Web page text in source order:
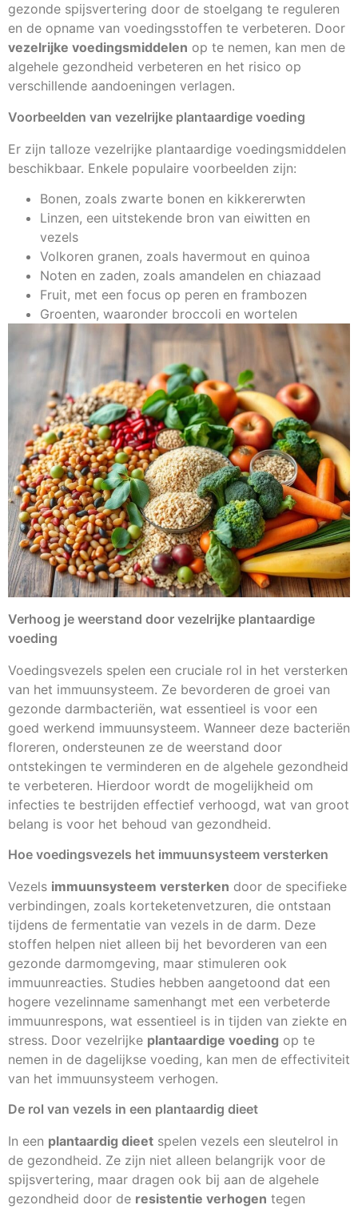
gezonde spijsvertering door de stoelgang te reguleren
en de opname van voedingsstoffen te verbeteren. Door
vezelrijke voedingsmiddelen op te nemen, kan men de
algehele gezondheid verbeteren en het risico op
verschillende aandoeningen verlagen.
Voorbeelden van vezelrijke plantaardige voeding
Er zijn talloze vezelrijke plantaardige voedingsmiddelen
beschikbaar. Enkele populaire voorbeelden zijn:
Bonen, zoals zwarte bonen en kikkererwten
Linzen, een uitstekende bron van eiwitten en
vezels
Volkoren granen, zoals havermout en quinoa
Noten en zaden, zoals amandelen en chiazaad
Fruit, met een focus op peren en frambozen
Groenten, waaronder broccoli en wortelen
Verhoog je weerstand door vezelrijke plantaardige
voeding
Voedingsvezels spelen een cruciale rol in het versterken
van het immuunsysteem. Ze bevorderen de groei van
gezonde darmbacteriën, wat essentieel is voor een
goed werkend immuunsysteem. Wanneer deze bacteriën
floreren, ondersteunen ze de weerstand door
ontstekingen te verminderen en de algehele gezondheid
te verbeteren. Hierdoor wordt de mogelijkheid om
infecties te bestrijden effectief verhoogd, wat van groot
belang is voor het behoud van gezondheid.
Hoe voedingsvezels het immuunsysteem versterken
Vezels immuunsysteem versterken door de specifieke
verbindingen, zoals korteketenvetzuren, die ontstaan
tijdens de fermentatie van vezels in de darm. Deze
stoffen helpen niet alleen bij het bevorderen van een
gezonde darmomgeving, maar stimuleren ook
immuunreacties. Studies hebben aangetoond dat een
hogere vezelinname samenhangt met een verbeterde
immuunrespons, wat essentieel is in tijden van ziekte en
stress. Door vezelrijke plantaardige voeding op te
nemen in de dagelijkse voeding, kan men de effectiviteit
van het immuunsysteem verhogen.
De rol van vezels in een plantaardig dieet
In een plantaardig dieet spelen vezels een sleutelrol in
de gezondheid. Ze zijn niet alleen belangrijk voor de
spijsvertering, maar dragen ook bij aan de algehele
gezondheid door de resistentie verhogen tegen